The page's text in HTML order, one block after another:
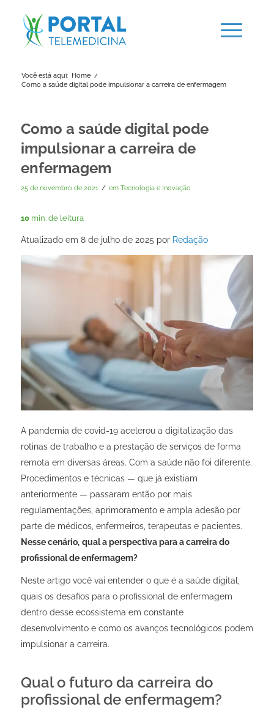
Você está aqui: Home /
Como a saúde digital pode impulsionar a carreira de enfermagem
Como a saúde digital pode
impulsionar a carreira de
enfermagem
25 de novembro de 2021 / em Tecnologia e Inovação
10 min. de leitura
Atualizado em 8 de julho de 2025 por Redação
A pandemia de covid-19 acelerou a digitalização das
rotinas de trabalho e a prestação de serviços de forma
remota em diversas áreas. Com a saúde não foi diferente.
Procedimentos e técnicas — que já existiam
anteriormente — passaram então por mais
regulamentações, aprimoramento e ampla adesão por
parte de médicos, enfermeiros, terapeutas e pacientes.
Nesse cenário, qual a perspectiva para a carreira do
profissional de enfermagem?
Neste artigo você vai entender o que é a saúde digital,
quais os desafios para o profissional de enfermagem
dentro desse ecossistema em constante
desenvolvimento e como os avanços tecnológicos podem
impulsionar a carreira.
Qual o futuro da carreira do
profissional de enfermagem?